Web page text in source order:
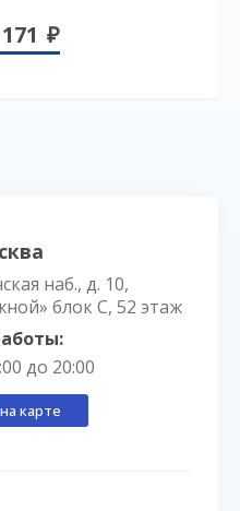
наб., д. 10,
блок С, 52 этаж
до 20:00
карте